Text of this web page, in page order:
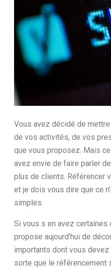
Vous avez décidé de
de vos activités, de vos
que vous proposez. Mais
avez envie de faire parler
plus de clients. Référencer
et je dois vous dire que ce
simples.
Si vous s en avez certaines
propose aujourd’hui de
importants dont vous
sorte que le référencement